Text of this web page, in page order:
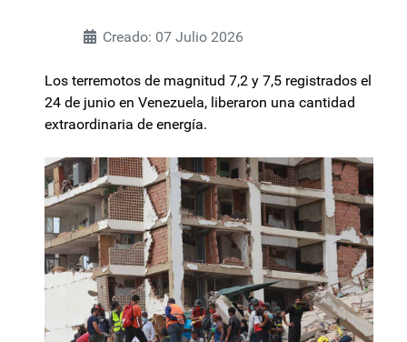
Creado: 07 Julio 2026
Los terremotos de magnitud 7,2 y 7,5 registrados el
24 de junio en Venezuela, liberaron una cantidad
extraordinaria de energía.